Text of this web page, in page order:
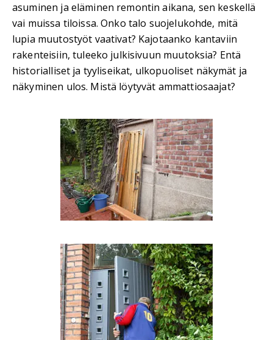
asuminen ja eläminen remontin aikana, sen keskellä
vai muissa tiloissa. Onko talo suojelukohde, mitä
lupia muutostyöt vaativat? Kajotaanko kantaviin
rakenteisiin, tuleeko julkisivuun muutoksia? Entä
historialliset ja tyyliseikat, ulkopuoliset näkymät ja
näkyminen ulos. Mistä löytyvät ammattiosaajat?